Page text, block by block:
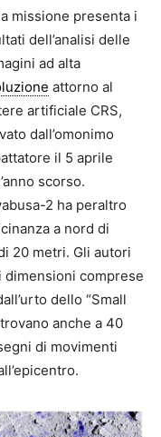
missione presenta i
dell’analisi delle
ad alta
attorno al
artificiale CRS,
dall’omonimo
il 5 aprile
scorso.
2 ha peraltro
a nord di
20 metri. Gli autori
comprese
dello “Small
anche a 40
di movimenti